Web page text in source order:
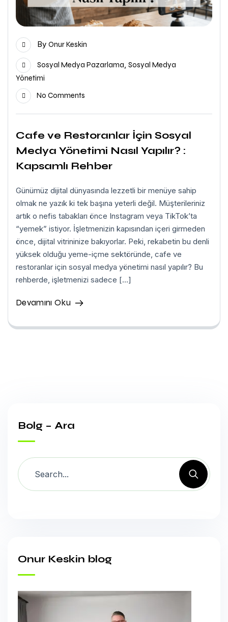
By Onur Keskin
Sosyal Medya Pazarlama, Sosyal Medya
Yönetimi
No Comments
Cafe ve Restoranlar İçin Sosyal
Medya Yönetimi Nasıl Yapılır? :
Kapsamlı Rehber
Günümüz dijital dünyasında lezzetli bir menüye sahip
olmak ne yazık ki tek başına yeterli değil. Müşterileriniz
artık o nefis tabakları önce Instagram veya TikTok’ta
“yemek” istiyor. İşletmenizin kapısından içeri girmeden
önce, dijital vitrininize bakıyorlar. Peki, rekabetin bu denli
yüksek olduğu yeme-içme sektöründe, cafe ve
restoranlar için sosyal medya yönetimi nasıl yapılır? Bu
rehberde, işletmenizi sadece […]
Devamını Oku
Bolg – Ara
Onur Keskin blog